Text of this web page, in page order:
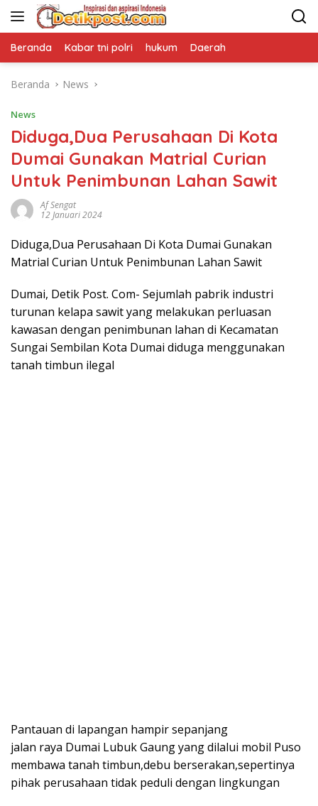
Langsung
Beranda Kabar tni polri hukum Daerah
Beranda News
News
Diduga,Dua Perusahaan Di Kota
Dumai Gunakan Matrial Curian
Untuk Penimbunan Lahan Sawit
Af Sengat
12 Januari 2024
Diduga,Dua Perusahaan Di Kota Dumai Gunakan
Matrial Curian Untuk Penimbunan Lahan Sawit
Dumai, Detik Post. Com- Sejumlah pabrik industri
turunan kelapa sawit yang melakukan perluasan
kawasan dengan penimbunan lahan di Kecamatan
Sungai Sembilan Kota Dumai diduga menggunakan
tanah timbun ilegal
Pantauan di lapangan hampir sepanjang
jalan raya Dumai Lubuk Gaung yang dilalui mobil Puso
membawa tanah timbun,debu berserakan,sepertinya
pihak perusahaan tidak peduli dengan lingkungan